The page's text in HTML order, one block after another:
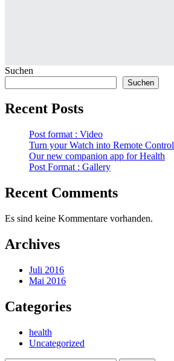
Suchen
Suchen
Recent Posts
Post format : Video
Turn your Watch into Remote Control
Our new companion app for Health
Post Format : Gallery
Recent Comments
Es sind keine Kommentare vorhanden.
Archives
Juli 2016
Mai 2016
Categories
health
Uncategorized